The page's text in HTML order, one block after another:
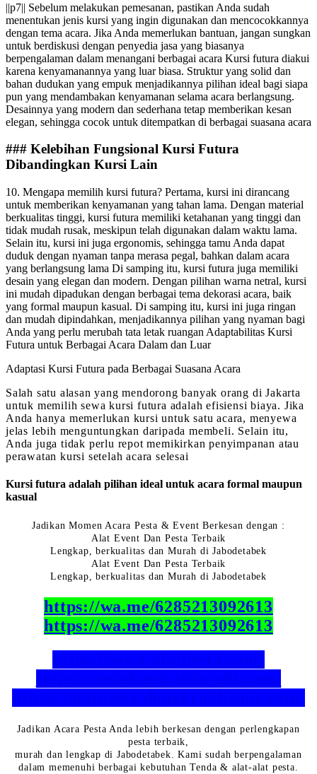
||p7|| Sebelum melakukan pemesanan, pastikan Anda sudah
menentukan jenis kursi yang ingin digunakan dan mencocokkannya
dengan tema acara. Jika Anda memerlukan bantuan, jangan sungkan
untuk berdiskusi dengan penyedia jasa yang biasanya
berpengalaman dalam menangani berbagai acara Kursi futura diakui
karena kenyamanannya yang luar biasa. Struktur yang solid dan
bahan dudukan yang empuk menjadikannya pilihan ideal bagi siapa
pun yang mendambakan kenyamanan selama acara berlangsung.
Desainnya yang modern dan sederhana tetap memberikan kesan
elegan, sehingga cocok untuk ditempatkan di berbagai suasana acara
### Kelebihan Fungsional Kursi Futura
Dibandingkan Kursi Lain
10. Mengapa memilih kursi futura? Pertama, kursi ini dirancang
untuk memberikan kenyamanan yang tahan lama. Dengan material
berkualitas tinggi, kursi futura memiliki ketahanan yang tinggi dan
tidak mudah rusak, meskipun telah digunakan dalam waktu lama.
Selain itu, kursi ini juga ergonomis, sehingga tamu Anda dapat
duduk dengan nyaman tanpa merasa pegal, bahkan dalam acara
yang berlangsung lama Di samping itu, kursi futura juga memiliki
desain yang elegan dan modern. Dengan pilihan warna netral, kursi
ini mudah dipadukan dengan berbagai tema dekorasi acara, baik
yang formal maupun kasual. Di samping itu, kursi ini juga ringan
dan mudah dipindahkan, menjadikannya pilihan yang nyaman bagi
Anda yang perlu merubah tata letak ruangan Adaptabilitas Kursi
Futura untuk Berbagai Acara Dalam dan Luar
Adaptasi Kursi Futura pada Berbagai Suasana Acara
Salah satu alasan yang mendorong banyak orang di Jakarta
untuk memilih sewa kursi futura adalah efisiensi biaya. Jika
Anda hanya memerlukan kursi untuk satu acara, menyewa
jelas lebih menguntungkan daripada membeli. Selain itu,
Anda juga tidak perlu repot memikirkan penyimpanan atau
perawatan kursi setelah acara selesai
Kursi futura adalah pilihan ideal untuk acara formal maupun
kasual
Jadikan Momen Acara Pesta & Event Berkesan dengan :
Alat Event Dan Pesta Terbaik
Lengkap, berkualitas dan Murah di Jabodetabek
Alat Event Dan Pesta Terbaik
Lengkap, berkualitas dan Murah di Jabodetabek
https://wa.me/6285213092613
https://wa.me/6285213092613
Jadikan Acara Pesta Anda lebih berkesan dengan perlengkapan
pesta terbaik,
murah dan lengkap di Jabodetabek. Kami sudah berpengalaman
dalam memenuhi berbagai kebutuhan Tenda & alat-alat pesta.